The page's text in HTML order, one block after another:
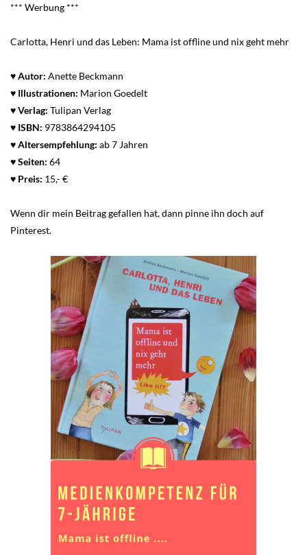
*** Werbung ***
Carlotta, Henri und das Leben: Mama ist offline und nix geht mehr
♥Autor: Anette Beckmann
♥ Illustrationen: Marion Goedelt
♥Verlag: Tulipan Verlag
♥ ISBN: 9783864294105
♥Altersempfehlung: ab 7 Jahren
♥Seiten: 64
♥ Preis: 15,- €
Wenn dir mein Beitrag gefallen hat, dann pinne ihn doch auf
Pinterest.